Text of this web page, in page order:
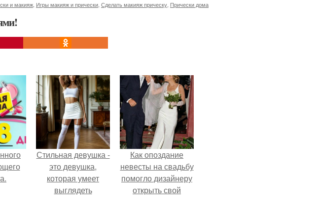
и макияж Игры макияж и прически Сделать макияж прическу Прически дома
Стильная девушка -
это девушка,
которая умеет
выглядеть
Как опоздание
невесты на свадьбу
помогло дизайнеру
открыть свой